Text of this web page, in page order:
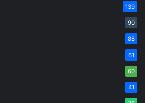
139
90
88
61
60
41